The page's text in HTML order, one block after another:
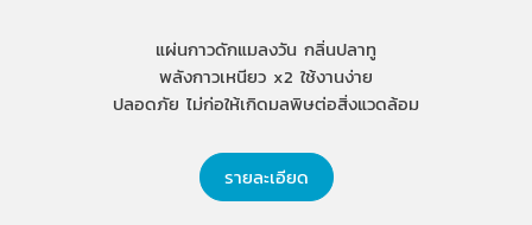
แผ่นกาวดักแมลงวัน กลิ่นปลาทู
พลังกาวเหนียว x2 ใช้งานง่าย
ปลอดภัย ไม่ก่อให้เกิดมลพิษต่อสิ่งแวดล้อม
รายละเอียด